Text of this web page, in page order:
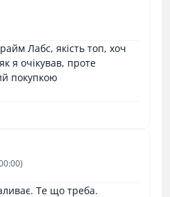
Лабс, якість топ, хоч
я очікував, проте
покупкою
Те що треба.